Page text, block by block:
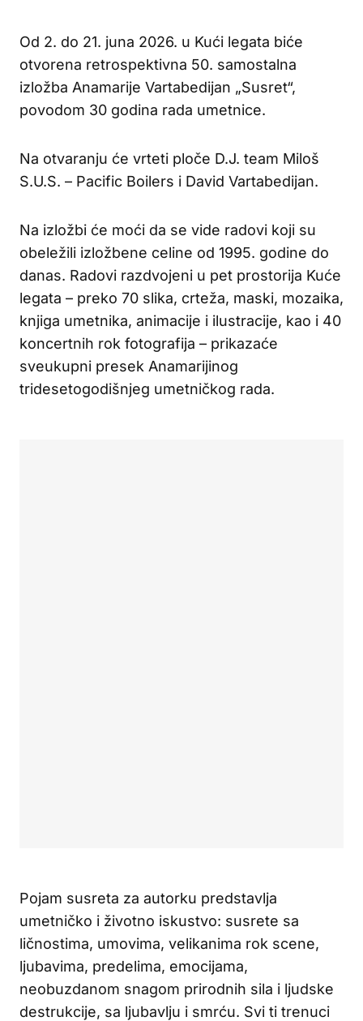
Od 2. do 21. juna 2026. u Kući legata biće
otvorena retrospektivna 50. samostalna
izložba Anamarije Vartabedijan „Susret“,
povodom 30 godina rada umetnice.
Na otvaranju će vrteti ploče D.J. team Miloš
S.U.S. – Pacific Boilers i David Vartabedijan.
Na izložbi će moći da se vide radovi koji su
obeležili izložbene celine od 1995. godine do
danas. Radovi razdvojeni u pet prostorija Kuće
legata – preko 70 slika, crteža, maski, mozaika,
knjiga umetnika, animacije i ilustracije, kao i 40
koncertnih rok fotografija – prikazaće
sveukupni presek Anamarijinog
tridesetogodišnjeg umetničkog rada.
Pojam susreta za autorku predstavlja
umetničko i životno iskustvo: susrete sa
ličnostima, umovima, velikanima rok scene,
ljubavima, predelima, emocijama,
neobuzdanom snagom prirodnih sila i ljudske
destrukcije, sa ljubavlju i smrću. Svi ti trenuci